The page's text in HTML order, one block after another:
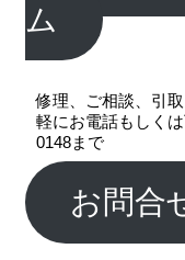
ム
修理、ご相談、引
軽にお電話もしく
0148まで
お問合